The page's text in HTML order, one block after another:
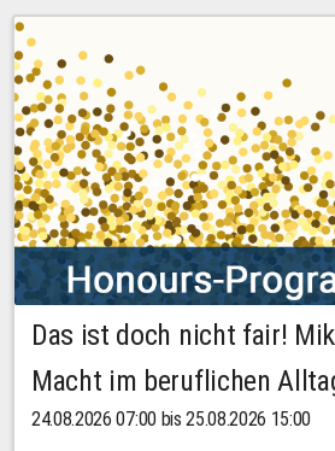
Das ist doch nicht fair!
Macht im beruflichen
24.08.2026 07:00 bis 25.08.2026 15:00